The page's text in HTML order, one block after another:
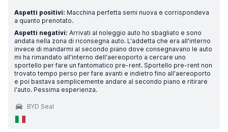
Aspetti positivi: Macchina perfetta semi nuova e corrispondeva
a quanto prenotato.
Aspetti negativi: Arrivati al noleggio auto ho sbagliato e sono
andata nella zona di riconsegna auto. L'addetta che era all'interno
invece di mandarmi al secondo piano dove consegnavano le auto
mi ha rimandato all'interno dell'aereoporto a cercare uno
sportello per fare un fantomatico pre-rent. Sportello pre-rent non
trovato tempo perso per fare avanti e indietro fino all'aereoporto
e poi bastava semplicemente andare al secondo piano e ritirare
l'auto. Pessima esperienza.
BYD Seal